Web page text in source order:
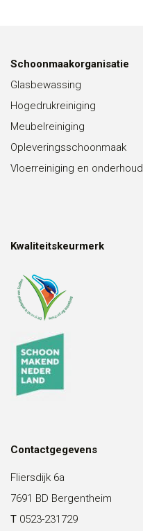
Schoonmaakorganisatie
Glasbewassing
Hogedrukreiniging
Meubelreiniging
Opleveringsschoonmaak
Vloerreiniging en onderhoud
Kwaliteitskeurmerk
Contactgegevens
Fliersdijk 6a
7691 BD Bergentheim
T 0523-231729